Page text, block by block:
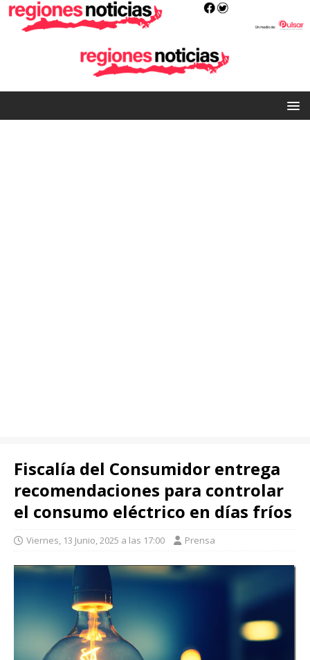
Fiscalía del Consumidor entrega
recomendaciones para controlar
el consumo eléctrico en días fríos
Viernes, 13 Junio, 2025 a las 17:00 Prensa